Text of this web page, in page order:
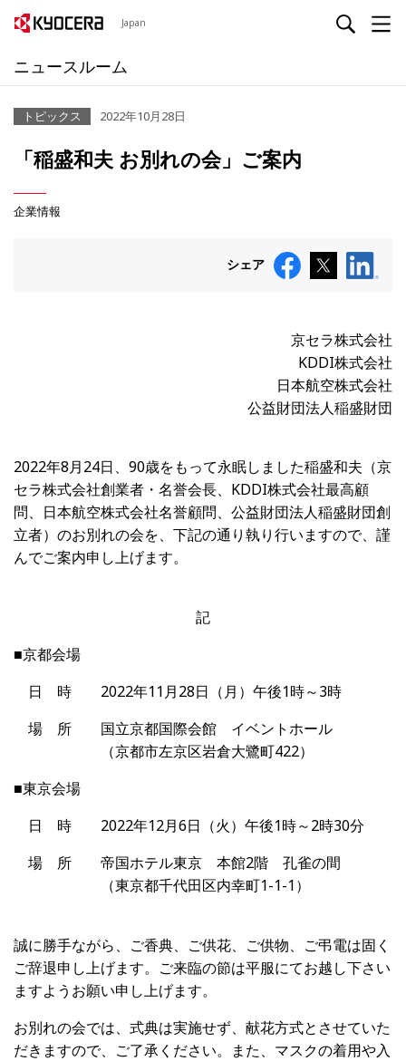
Japan
ニュースルーム
トピックス 2022年10月28日
「稲盛和夫 お別れの会」ご案内
企業情報
シェア
京セラ株式会社
KDDI株式会社
日本航空株式会社
公益財団法人稲盛財団
2022年8月24日、90歳をもって永眠しました稲盛和夫（京
セラ株式会社創業者・名誉会長、KDDI株式会社最高顧
問、日本航空株式会社名誉顧問、公益財団法人稲盛財団創
立者）のお別れの会を、下記の通り執り行いますので、謹
んでご案内申し上げます。
記
■京都会場
日 時 2022年11月28日（月）午後1時～3時
場 所 国立京都国際会館 イベントホール
（京都市左京区岩倉大鷺町422）
■東京会場
日 時 2022年12月6日（火）午後1時～2時30分
場 所 帝国ホテル東京 本館2階 孔雀の間
（東京都千代田区内幸町1-1-1）
誠に勝手ながら、ご香典、ご供花、ご供物、ご弔電は固く
ご辞退申し上げます。ご来臨の節は平服にてお越し下さい
ますようお願い申し上げます。
お別れの会では、式典は実施せず、献花方式とさせていた
だきますので、ご了承ください。また、マスクの着用や入